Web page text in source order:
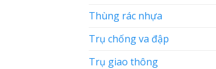
Thùng rác nhựa
Trụ chống va đập
Trụ giao thông